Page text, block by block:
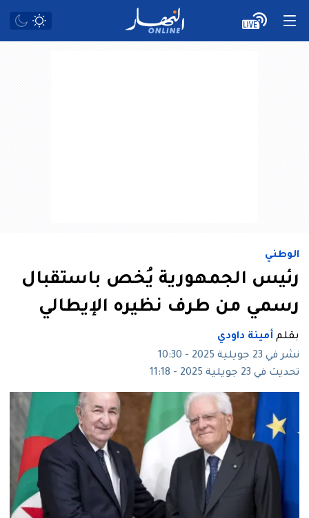
الوطني
رئيس الجمهورية يُخص باستقبال
رسمي من طرف نظيره الإيطالي
بقلم أمينة داودي
نشر في 23 جويلية 2025 - 10:30
تحديث في 23 جويلية 2025 - 11:18